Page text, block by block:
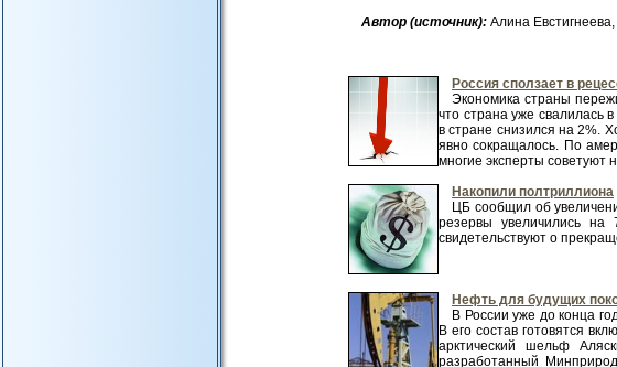
Автор (источник): Алина
Россия сползает в
Экономика страны
что страна уже свалилась
в стране снизился на 2%.
явно сокращалось. По
многие эксперты советуют
Накопили полтриллиона
ЦБ сообщил об
резервы увеличились
свидетельствуют о
Нефть для будущих
В России уже до конца
В его состав готовятся
арктический шельф
разработанный